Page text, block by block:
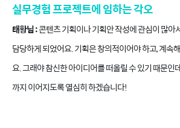
실무경험 프로젝트에 임하는 각오
태황님 :콘텐츠 기획이나 기획안 작성에 관심이 많아
담당하게 되었어요. 기획은 창의적이어야 하고, 계속
요. 그래야 참신한 아이디어를 떠올릴 수 있기 때문인
까지 이어지도록 열심히 하겠습니다!